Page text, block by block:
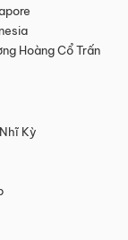
Hoàng Cổ Trấn
Kỳ